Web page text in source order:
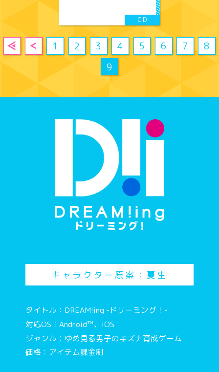
1 2 3 4 5 6 7
8
9
キャラクター原案：夏生
タイトル：DREAM!ing -ドリーミング！-
対応OS：Android™、iOS
ジャンル：ゆめ見る男子のキズナ育成ゲーム
価格：アイテム課金制